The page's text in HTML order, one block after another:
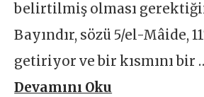
belirtilmiş olması
Bayındır, sözü 5/el-Mâide,
getiriyor ve bir kısmını bir
Devamını Oku